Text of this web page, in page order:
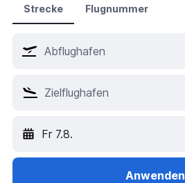
Hotels in London
Hotels in Bangkok
Hotels in Hurghada
Hotels in Jesolo
Strecke Flugnummer
Fr 7.8.
Anwenden